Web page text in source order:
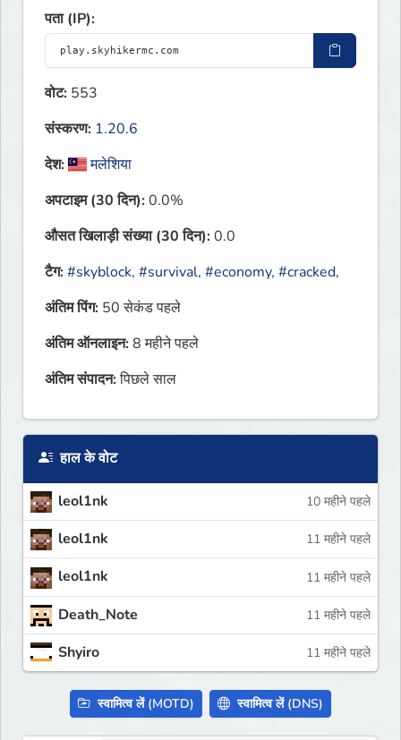
पता (IP):
वोट: 553
संस्करण: 1.20.6
देश:
मलेशिया
अपटाइम (30 दिन):0.0%
औसत खिलाड़ी संख्या (30 दिन):0.0
टैग:#skyblock, #survival, #economy, #cracked,
अंतिम पिंग: 50 सेकंड पहले
अंतिम ऑनलाइन:8 महीने पहले
अंतिम संपादन:पिछले साल
हाल के वोट
leol1nk 10 महीने पहले
leol1nk 11 महीने पहले
leol1nk 11 महीने पहले
Death_Note 11 महीने पहले
Shyiro 11 महीने पहले
स्वामित्व लें (MOTD) स्वामित्व लें (DNS)